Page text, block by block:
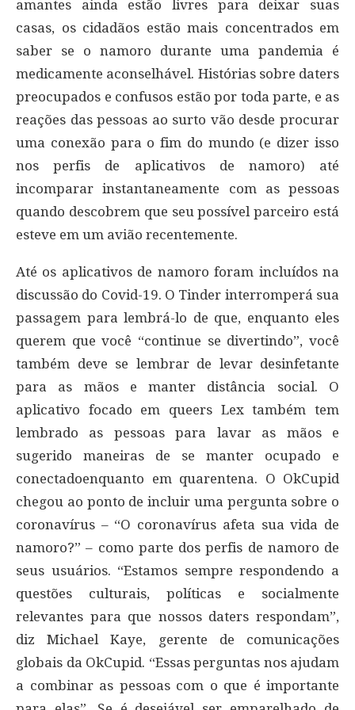
amantes ainda estão livres para deixar suas
casas, os cidadãos estão mais concentrados em
saber se o namoro durante uma pandemia é
medicamente aconselhável. Histórias sobre daters
preocupados e confusos estão por toda parte, e as
reações das pessoas ao surto vão desde procurar
uma conexão para o fim do mundo (e dizer isso
nos perfis de aplicativos de namoro) até
incomparar instantaneamente com as pessoas
quando descobrem que seu possível parceiro está
esteve em um avião recentemente.
Até os aplicativos de namoro foram incluídos na
discussão do Covid-19. O Tinder interromperá sua
passagem para lembrá-lo de que, enquanto eles
querem que você “continue se divertindo”, você
também deve se lembrar de levar desinfetante
para as mãos e manter distância social. O
aplicativo focado em queers Lex também tem
lembrado as pessoas para lavar as mãos e
sugerido maneiras de se manter ocupado e
conectadoenquanto em quarentena. O OkCupid
chegou ao ponto de incluir uma pergunta sobre o
coronavírus – “O coronavírus afeta sua vida de
namoro?” – como parte dos perfis de namoro de
seus usuários. “Estamos sempre respondendo a
questões culturais, políticas e socialmente
relevantes para que nossos daters respondam”,
diz Michael Kaye, gerente de comunicações
globais da OkCupid. “Essas perguntas nos ajudam
a combinar as pessoas com o que é importante